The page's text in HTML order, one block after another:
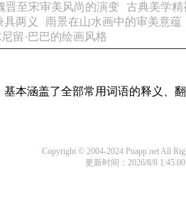
晋至宋审美风尚的演变 古典美学
具两义 雨景在山水画中的审美意蕴
留·巴巴的绘画风格
本涵盖了全部常用词语的释义、
Copyright © 2004-2024 Puapp.net All
更新时间：2026/8/8 1:45:00